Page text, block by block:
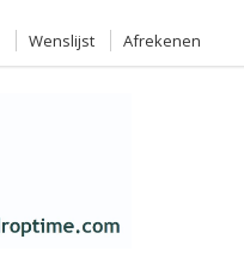
Wenslijst Afrekenen